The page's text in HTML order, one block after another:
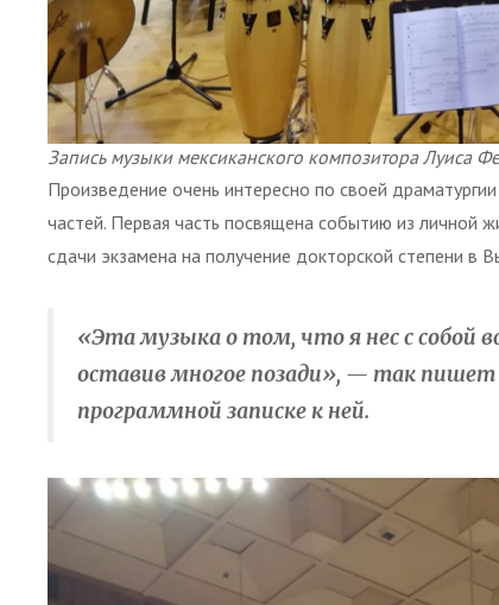
Запись музыки мексиканского композитора Луиса
Произведение очень интересно по своей
частей. Первая часть посвящена событию из личной
сдачи экзамена на получение докторской степени в
«Эта музыка о том, что я нес с собой
оставив многое позади», — так пишет
программной записке к ней.